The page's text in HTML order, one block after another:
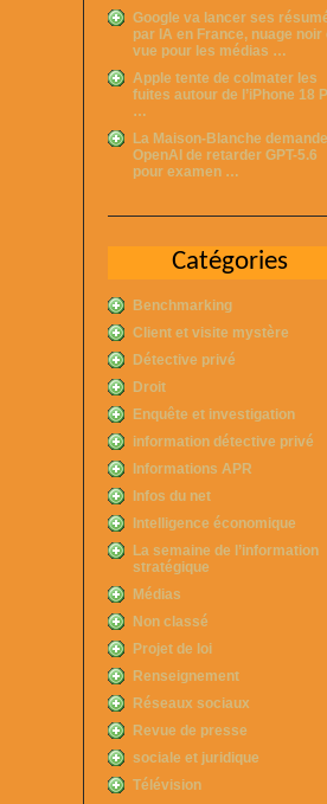
Google va lancer ses
par IA en France, nuage noir
vue pour les médias …
Apple tente de colmater les
fuites autour de l’iPhone 18
…
La Maison-Blanche
OpenAI de retarder GPT-5.6
pour examen …
Catégories
Benchmarking
Client et visite mystère
Détective privé
Droit
Enquête et investigation
information détective privé
Informations APR
Infos du net
Intelligence économique
La semaine de l’information
stratégique
Médias
Non classé
Projet de loi
Renseignement
Réseaux sociaux
Revue de presse
sociale et juridique
Télévision